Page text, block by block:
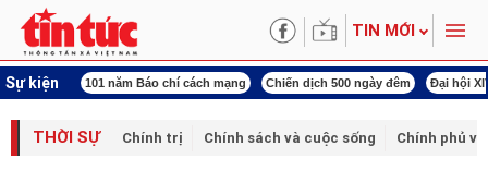
TIN MỚI
Sự kiện
mạng Chiến dịch 500 ngày đêm Đại hội XIV Công đoàn Việt Nam
THỜI SỰ Chính trị Chính sách và cuộc sống Chính phủ